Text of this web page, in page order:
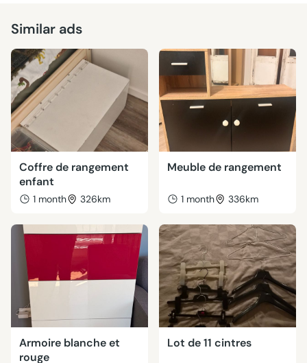
Similar ads
Coffre de rangement
enfant
1 month 326km
Meuble de rangement
1 month 336km
Armoire blanche et
rouge
Lot de 11 cintres